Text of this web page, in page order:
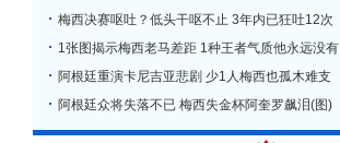
梅西决赛呕吐？低头干呕不止 3年内已狂吐12次
1张图揭示梅西老马差距 1种王者气质他永远没有
阿根廷重演卡尼吉亚悲剧 少1人梅西也孤木难支
阿根廷众将失落不已 梅西失金杯阿奎罗飙泪(图)